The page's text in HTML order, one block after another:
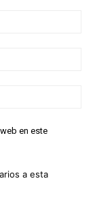
en este
a esta